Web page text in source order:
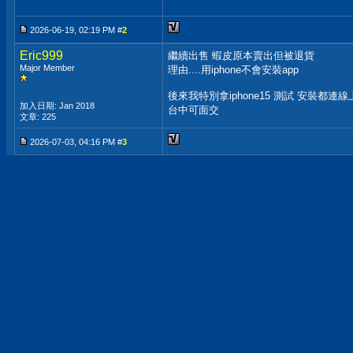
2026-06-19, 02:19 PM #2
Eric999
Major Member
加入日期: Jan 2018
文章: 225
繼續出售 蝦皮原本賣出但被退貨
理由....用iphone不會安裝app
後來我特別拿iphone15 測試 安裝都連線
台中可面交
2026-07-03, 04:16 PM #3